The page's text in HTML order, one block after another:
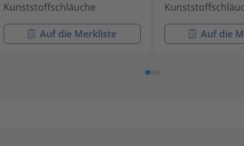
Kunststoffschläuche
Auf die Merkliste Auf die